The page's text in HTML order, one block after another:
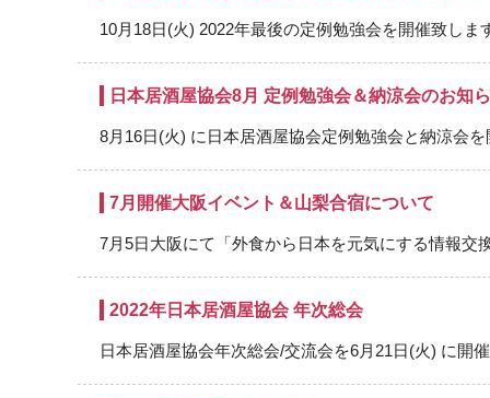
10月18日(火) 2022年最後の定例勉強会を開催致しま
日本居酒屋協会8月 定例勉強会＆納涼会のお知
8月16日(火) に日本居酒屋協会定例勉強会と納涼会
7月開催大阪イベント＆山梨合宿について
7月5日大阪にて「外食から日本を元気にする情報交
2022年日本居酒屋協会 年次総会
日本居酒屋協会年次総会/交流会を6月21日(火) に開